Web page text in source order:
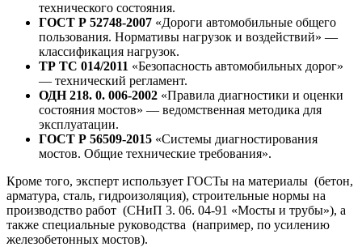
технического состояния.
ГОСТ Р 52748-2007 «Дороги автомобильные общего
пользования. Нормативы нагрузок и воздействий» —
классификация нагрузок.
ТР ТС 014/2011 «Безопасность автомобильных дорог»
— технический регламент.
ОДН 218. 0. 006-2002 «Правила диагностики и оценки
состояния мостов» — ведомственная методика для
эксплуатации.
ГОСТ Р 56509-2015 «Системы диагностирования
мостов. Общие технические требования».
Кроме того, эксперт использует ГОСТы на материалы (бетон,
арматура, сталь, гидроизоляция), строительные нормы на
производство работ (СНиП 3. 06. 04-91 «Мосты и трубы»), а
также специальные руководства (например, по усилению
железобетонных мостов).